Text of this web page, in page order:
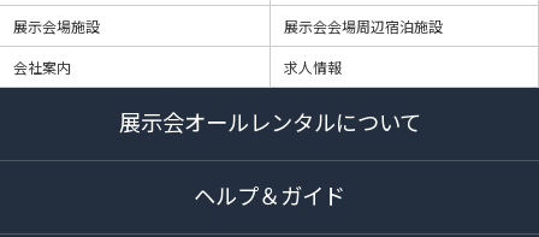
展示会場施設
展示会会場周辺宿泊施設
会社案内
求人情報
展示会オールレンタルについて
ヘルプ＆ガイド